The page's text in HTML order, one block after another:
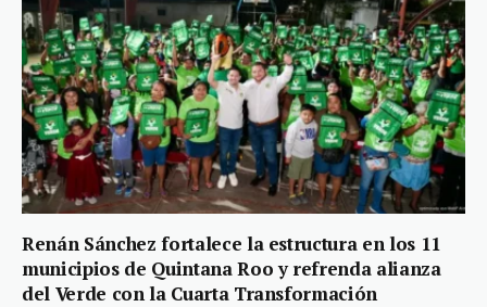
Renán Sánchez fortalece la estructura en los 11
municipios de Quintana Roo y refrenda alianza
del Verde con la Cuarta Transformación